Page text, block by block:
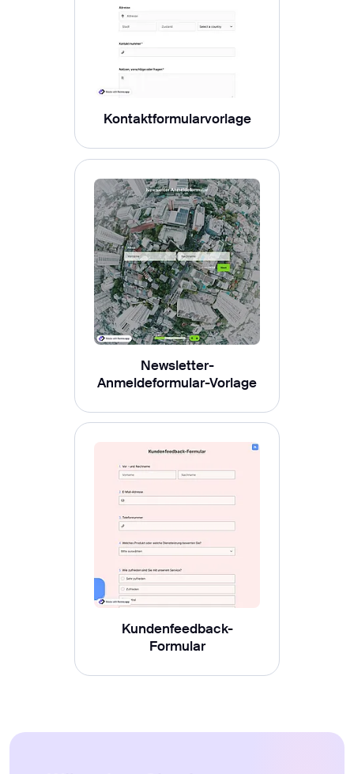
Kontaktformularvorlage
Newsletter-
Anmeldeformular-Vorlage
Kundenfeedback-
Formular